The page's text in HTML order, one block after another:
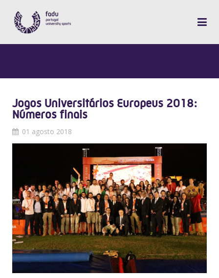
Jogos Universitários Europeus 2018:
Números finais
01 agosto 2018